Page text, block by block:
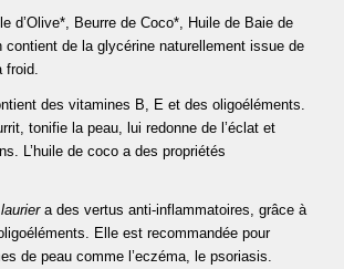
d’Olive*, Beurre de Coco*, Huile de Baie de
contient de la glycérine naturellement issue de
froid.
des vitamines B, E et des oligoéléments.
tonifie la peau, lui redonne de l’éclat et
L’huile de coco a des propriétés
a des vertus anti-inflammatoires, grâce à
Elle est recommandée pour
de peau comme l’eczéma, le psoriasis.